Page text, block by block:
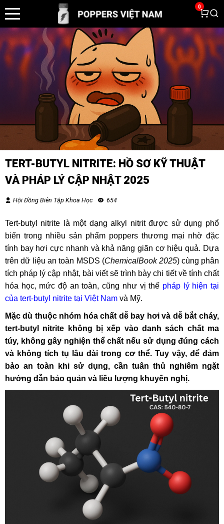
0
TERT-BUTYL NITRITE: HỒ SƠ KỸ THUẬT
VÀ PHÁP LÝ CẬP NHẬT 2025
Hội Đồng Biên Tập Khoa Học 654
Tert-butyl nitrite là một dạng alkyl nitrit được sử dụng phổ
biến trong nhiều sản phẩm poppers thương mại nhờ đặc
tính bay hơi cực nhanh và khả năng giãn cơ hiệu quả. Dựa
trên dữ liệu an toàn MSDS (ChemicalBook 2025) cùng phân
tích pháp lý cập nhật, bài viết sẽ trình bày chi tiết về tính chất
hóa học, mức độ an toàn, cũng như vị thế pháp lý hiện tại
của tert-butyl nitrite tại Việt Nam và Mỹ.
Mặc dù thuộc nhóm hóa chất dễ bay hơi và dễ bắt cháy,
tert-butyl nitrite không bị xếp vào danh sách chất ma
túy, không gây nghiện thể chất nếu sử dụng đúng cách
và không tích tụ lâu dài trong cơ thể. Tuy vậy, để đảm
bảo an toàn khi sử dụng, cần tuân thủ nghiêm ngặt
hướng dẫn bảo quản và liều lượng khuyến nghị.